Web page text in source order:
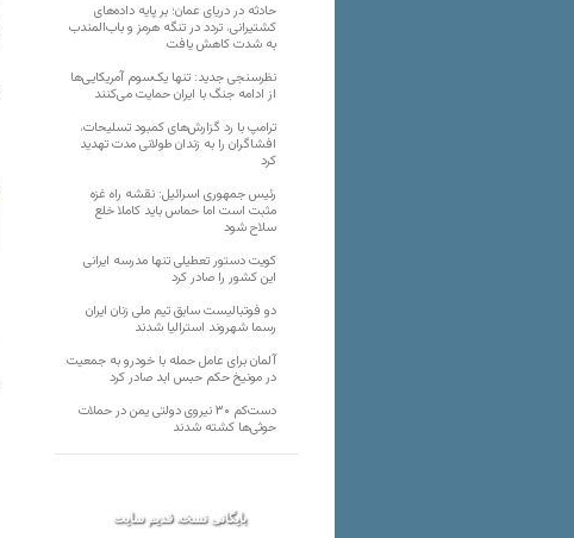
حادثه در دریای عمان؛ بر پایه داده‌های
کشتیرانی، تردد در تنگه هرمز و باب‌المندب
به شدت کاهش یافت
نظرسنجی جدید: تنها یک‌سوم آمریکایی‌ها
از ادامه جنگ با ایران حمایت می‌کنند
ترامپ با رد گزارش‌های کمبود تسلیحات،
افشاگران را به زندان طولانی مدت تهدید
کرد
رئیس‌ جمهوری اسرائیل: نقشه راه غزه
مثبت است اما حماس باید کاملا خلع
سلاح شود
کویت دستور تعطیلی تنها مدرسه ایرانی
این کشور را صادر کرد
دو فوتبالیست سابق تیم ملی زنان ایران
رسما شهروند استرالیا شدند
آلمان برای عامل حمله با خودرو به جمعیت
در مونیخ حکم حبس ابد صادر کرد
دست‌کم ۳۰ نیروی دولتی یمن در حملات
حوثی‌ها کشته شدند
بایگانی نسخه قدیم سایت